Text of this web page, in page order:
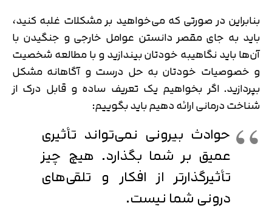
بنابراین در صورتی که می‌خواهید بر مشکلات غلبه کنید،
باید به جای مقصر دانستن عوامل خارجی و جنگیدن با
آن‌ها باید نگاهیبه خودتان بیندازید و با مطالعه شخصیت
و خصوصیات خودتان به حل درست و آگاهانه مشکل
بپردازید. اگر بخواهیم یک تعریف ساده و قابل درک از
شناخت درمانی ارائه دهیم باید بگوییم:
حوادث بیرونی نمی‌تواند تأثیری
عمیق بر شما بگذارد. هیچ چیز
تأثیرگذارتر از افکار و تلقی‌های
درونی شما نیست.